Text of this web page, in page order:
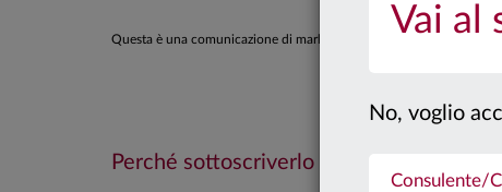
Vai al
No, voglio
Consulente/
Questa è una comunicazione di marketing. Si prega di consultare
Perché sottoscriverlo